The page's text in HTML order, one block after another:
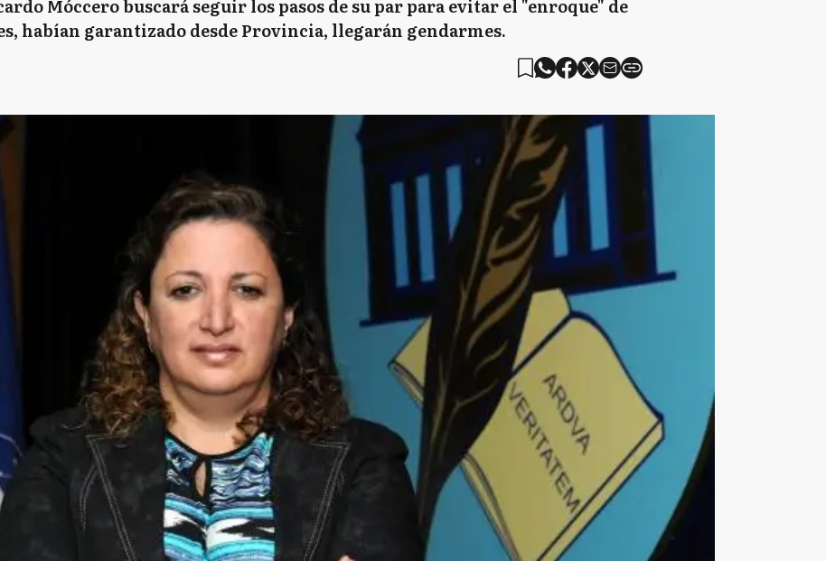
Móccero buscará seguir los pasos de su par para evitar el "enroque" de
habían garantizado desde Provincia, llegarán gendarmes.